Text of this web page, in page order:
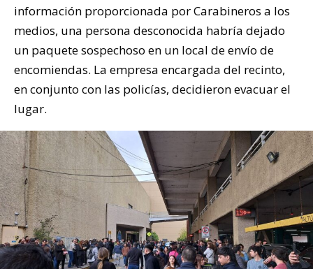
información proporcionada por Carabineros a los
medios, una persona desconocida habría dejado
un paquete sospechoso en un local de envío de
encomiendas. La empresa encargada del recinto,
en conjunto con las policías, decidieron evacuar el
lugar.